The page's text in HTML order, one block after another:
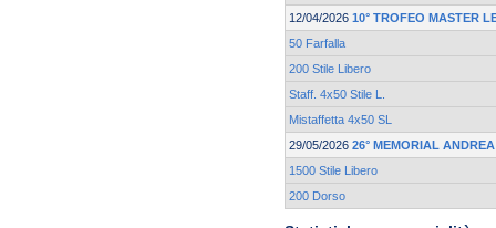
12/04/2026 10° TROFEO MASTER
50 Farfalla
200 Stile Libero
Staff. 4x50 Stile L.
Mistaffetta 4x50 SL
29/05/2026 26° MEMORIAL
1500 Stile Libero
200 Dorso